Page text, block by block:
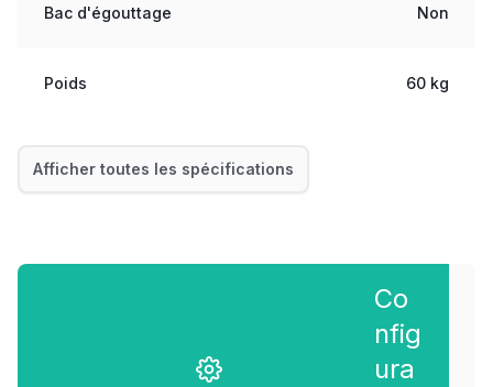
Bac d'égouttage Non
Poids 60 kg
Afficher toutes les spécifications
Co
nfig
ura